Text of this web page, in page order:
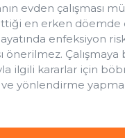
evden çalışması
en erken döemde
enfeksiyon
önerilmez.
ilgili kararlar için
yönlendirme